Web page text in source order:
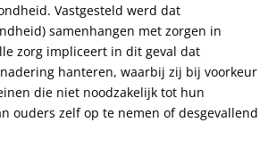
Vastgesteld werd dat
samenhangen met zorgen in
zorg impliceert in dit geval dat
hanteren, waarbij zij bij voorkeur
die niet noodzakelijk tot hun
ouders zelf op te nemen of desgevallend